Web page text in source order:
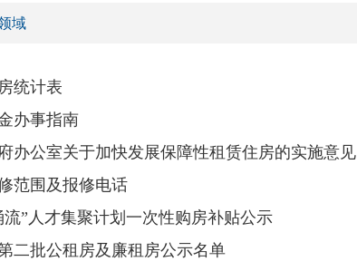
域
统计表
办事指南
办公室关于加快发展保障性租赁住房的实施意见
范围及报修电话
”人才集聚计划一次性购房补贴公示
二批公租房及廉租房公示名单